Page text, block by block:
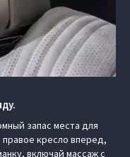
запас места для
правое кресло вперед,
включай массаж с